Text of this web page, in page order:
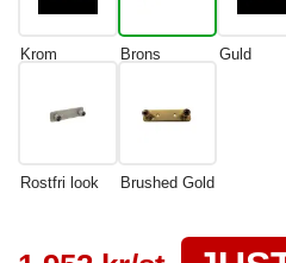
Krom Brons Guld
Rostfri look Brushed Gold